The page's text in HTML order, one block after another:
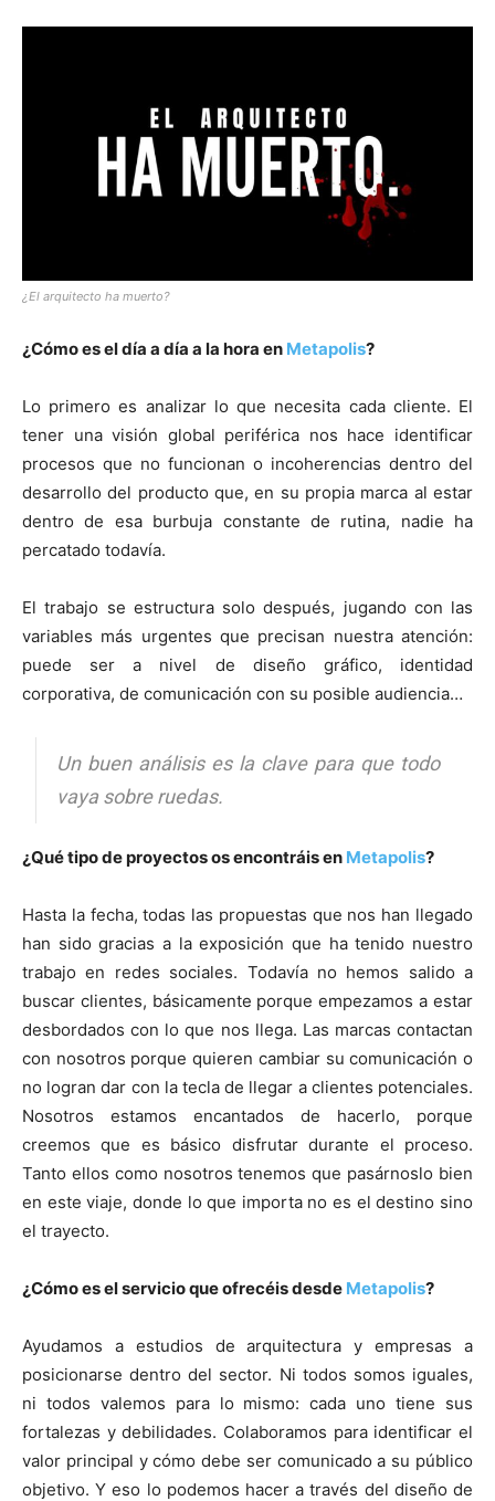
¿El arquitecto ha muerto?
¿Cómo es el día a día a la hora en Metapolis?
Lo primero es analizar lo que necesita cada cliente. El
tener una visión global periférica nos hace identificar
procesos que no funcionan o incoherencias dentro del
desarrollo del producto que, en su propia marca al estar
dentro de esa burbuja constante de rutina, nadie ha
percatado todavía.
El trabajo se estructura solo después, jugando con las
variables más urgentes que precisan nuestra atención:
puede ser a nivel de diseño gráfico, identidad
corporativa, de comunicación con su posible audiencia…
Un buen análisis es la clave para que todo
vaya sobre ruedas.
¿Qué tipo de proyectos os encontráis en Metapolis?
Hasta la fecha, todas las propuestas que nos han llegado
han sido gracias a la exposición que ha tenido nuestro
trabajo en redes sociales. Todavía no hemos salido a
buscar clientes, básicamente porque empezamos a estar
desbordados con lo que nos llega. Las marcas contactan
con nosotros porque quieren cambiar su comunicación o
no logran dar con la tecla de llegar a clientes potenciales.
Nosotros estamos encantados de hacerlo, porque
creemos que es básico disfrutar durante el proceso.
Tanto ellos como nosotros tenemos que pasárnoslo bien
en este viaje, donde lo que importa no es el destino sino
el trayecto.
¿Cómo es el servicio que ofrecéis desde Metapolis?
Ayudamos a estudios de arquitectura y empresas a
posicionarse dentro del sector. Ni todos somos iguales,
ni todos valemos para lo mismo: cada uno tiene sus
fortalezas y debilidades. Colaboramos para identificar el
valor principal y cómo debe ser comunicado a su público
objetivo. Y eso lo podemos hacer a través del diseño de